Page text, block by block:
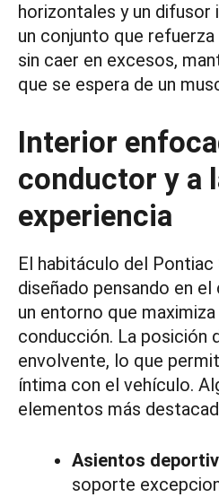
horizontales y un
un conjunto que
sin caer en excesos,
que se espera de un
Interior
conductor y a
experiencia
El habitáculo del
diseñado pensando en
un entorno que
conducción. La posición
envolvente, lo que
íntima con el vehículo.
elementos más
Asientos
soporte